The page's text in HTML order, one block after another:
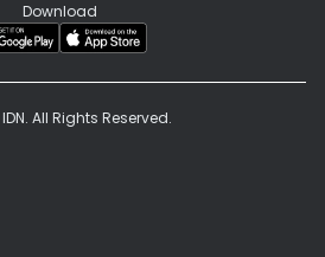
Download
All Rights Reserved.